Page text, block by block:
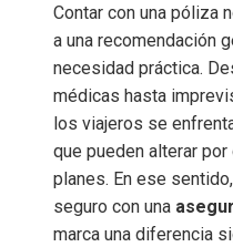
Contar con una póliza
a una recomendación
necesidad práctica.
médicas hasta
los viajeros se
que pueden alterar
planes. En ese
seguro con una
marca una diferencia